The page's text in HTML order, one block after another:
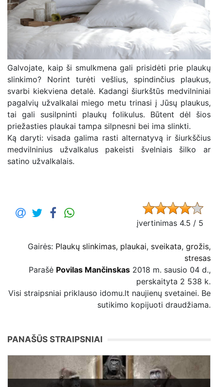
Galvojate, kaip ši smulkmena gali prisidėti prie plaukų
slinkimo? Norint turėti vešlius, spindinčius plaukus,
svarbi kiekviena detalė. Kadangi šiurkštūs medvilniniai
pagalvių užvalkalai miego metu trinasi į Jūsų plaukus,
tai gali susilpninti plaukų folikulus. Būtent dėl šios
priežasties plaukai tampa silpnesni bei ima slinkti.
Ką daryti: visada galima rasti alternatyvą ir šiurkščius
medvilninius užvalkalus pakeisti švelniais šilko ar
satino užvalkalais.
įvertinimas 4.5 / 5
Gairės: Plaukų slinkimas, plaukai, sveikata, grožis,
stresas
Parašė Povilas Mančinskas 2018 m. sausio 04 d.,
perskaityta 2 538 k.
Visi straipsniai priklauso idomu.lt naujienų svetainei. Be
sutikimo kopijuoti draudžiama.
PANAŠŪS STRAIPSNIAI